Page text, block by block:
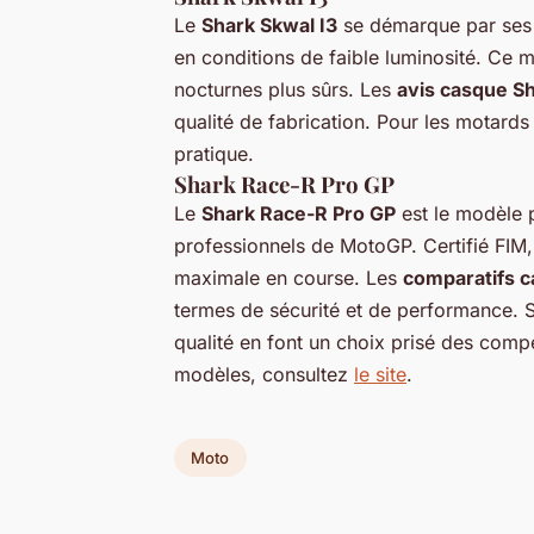
Le Shark Skwal I3 se démarque par
en conditions de faible luminosité. Ce
nocturnes plus sûrs. Les avis casque
qualité de fabrication. Pour les
pratique.
Shark Race-R Pro GP
Le Shark Race-R Pro GP est le modèle
professionnels de MotoGP. Certifié
maximale en course. Les comparatifs
termes de sécurité et de performance.
qualité en font un choix prisé des
modèles, consultez le site.
Moto